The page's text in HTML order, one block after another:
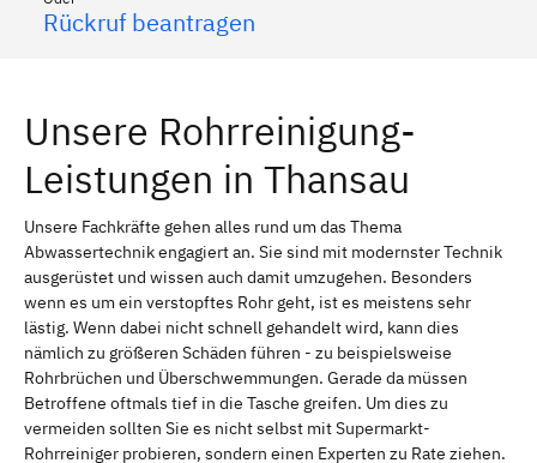
Rückruf beantragen
Unsere Rohrreinigung-
Leistungen in Thansau
Unsere Fachkräfte gehen alles rund um das Thema
Abwassertechnik engagiert an. Sie sind mit modernster Technik
ausgerüstet und wissen auch damit umzugehen. Besonders
wenn es um ein verstopftes Rohr geht, ist es meistens sehr
lästig. Wenn dabei nicht schnell gehandelt wird, kann dies
nämlich zu größeren Schäden führen - zu beispielsweise
Rohrbrüchen und Überschwemmungen. Gerade da müssen
Betroffene oftmals tief in die Tasche greifen. Um dies zu
vermeiden sollten Sie es nicht selbst mit Supermarkt-
Rohrreiniger probieren, sondern einen Experten zu Rate ziehen.